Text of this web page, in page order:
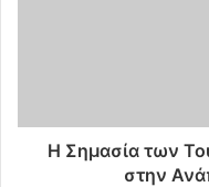
Η Σημασία των
στην